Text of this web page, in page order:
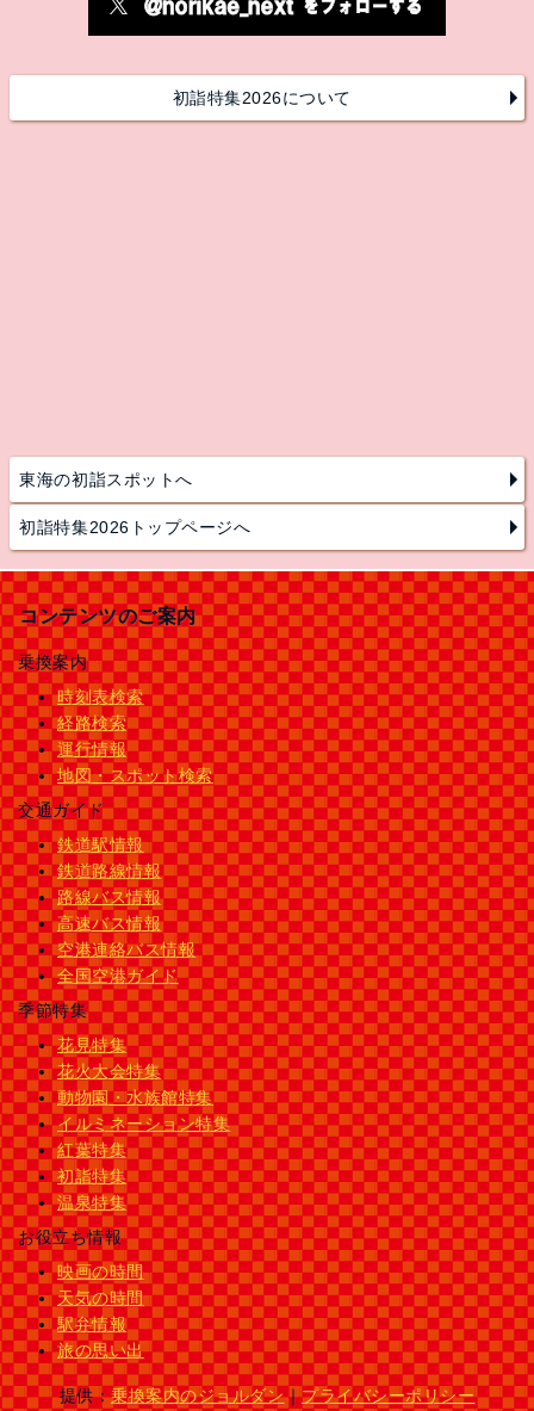
初詣特集2026について
東海の初詣スポットへ
初詣特集2026トップページへ
コンテンツのご案内
乗換案内
時刻表検索
経路検索
運行情報
地図・スポット検索
交通ガイド
鉄道駅情報
鉄道路線情報
路線バス情報
高速バス情報
空港連絡バス情報
全国空港ガイド
季節特集
花見特集
花火大会特集
動物園・水族館特集
イルミネーション特集
紅葉特集
初詣特集
温泉特集
お役立ち情報
映画の時間
天気の時間
駅弁情報
旅の思い出
提供：乗換案内のジョルダン｜プライバシーポリシー